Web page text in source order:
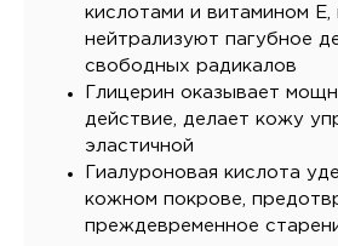
кислотами и витамином Е,
нейтрализуют пагубное
свободных радикалов
Глицерин оказывает
действие, делает кожу
эластичной
Гиалуроновая кислота
кожном покрове,
преждевременное